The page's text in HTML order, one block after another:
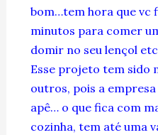
bom…tem hora que vc
minutos para comer
domir no seu lençol
Esse projeto tem sido
outros, pois a
apê… o que fica com
cozinha, tem até uma